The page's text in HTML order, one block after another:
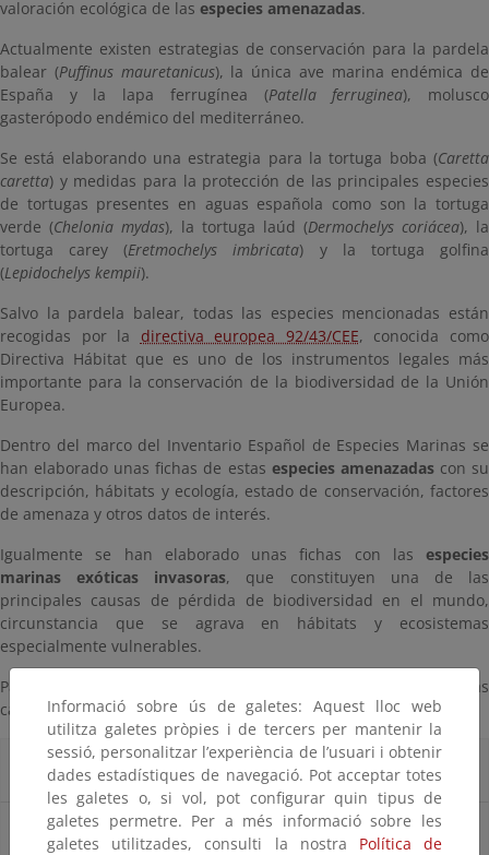
valoración ecológica de las especies amenazadas.
Actualmente existen estrategias de conservación para la pardela
balear (Puffinus mauretanicus), la única ave marina endémica de
España y la lapa ferrugínea (Patella ferruginea), molusco
gasterópodo endémico del mediterráneo.
Se está elaborando una estrategia para la tortuga boba (Caretta
caretta) y medidas para la protección de las principales especies
de tortugas presentes en aguas española como son la tortuga
verde (Chelonia mydas), la tortuga laúd (Dermochelys coriácea), la
tortuga carey (Eretmochelys imbricata) y la tortuga golfina
(Lepidochelys kempii).
Salvo la pardela balear, todas las especies mencionadas están
recogidas por la directiva europea 92/43/CEE, conocida como
Directiva Hábitat que es uno de los instrumentos legales más
importante para la conservación de la biodiversidad de la Unión
Europea.
Dentro del marco del Inventario Español de Especies Marinas se
han elaborado unas fichas de estas especies amenazadascon su
descripción, hábitats y ecología, estado de conservación, factores
de amenaza y otros datos de interés.
Igualmente se han elaborado unas fichas con las especies
marinas exóticas invasoras, que constituyen una de las
principales causas de pérdida de biodiversidad en el mundo,
circunstancia que se agrava en hábitats y ecosistemas
especialmente vulnerables.
Para acceder a la información de cada especie, despliegue las
categorías y haga clic sobre el nombre de la misma.
Especies amenazadas
Especies invasoras
Informació sobre ús de galetes: Aquest lloc web
utilitza galetes pròpies i de tercers per mantenir la
sessió, personalitzar l’experiència de l’usuari i obtenir
dades estadístiques de navegació. Pot acceptar totes
les galetes o, si vol, pot configurar quin tipus de
galetes permetre. Per a més informació sobre les
galetes utilitzades, consulti la nostra Política de